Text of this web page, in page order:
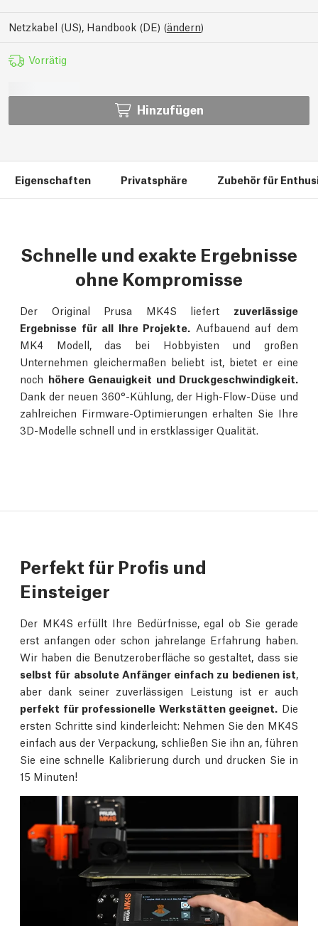
Netzkabel (US), Handbook (DE) (ändern)
Vorrätig
Hinzufügen
Eigenschaften Privatsphäre Zubehör für
Schnelle und exakte Ergebnisse
ohne Kompromisse
Der Original Prusa MK4S liefert zuverlässige
Ergebnisse für all Ihre Projekte. Aufbauend auf dem
MK4 Modell, das bei Hobbyisten und großen
Unternehmen gleichermaßen beliebt ist, bietet er eine
noch höhere Genauigkeit und Druckgeschwindigkeit.
Dank der neuen 360°-Kühlung, der High-Flow-Düse und
zahlreichen Firmware-Optimierungen erhalten Sie Ihre
3D-Modelle schnell und in erstklassiger Qualität.
Perfekt für Profis und
Einsteiger
Der MK4S erfüllt Ihre Bedürfnisse, egal ob Sie gerade
erst anfangen oder schon jahrelange Erfahrung haben.
Wir haben die Benutzeroberfläche so gestaltet, dass sie
selbst für absolute Anfänger einfach zu bedienen ist,
aber dank seiner zuverlässigen Leistung ist er auch
perfekt für professionelle Werkstätten geeignet. Die
ersten Schritte sind kinderleicht: Nehmen Sie den MK4S
einfach aus der Verpackung, schließen Sie ihn an, führen
Sie eine schnelle Kalibrierung durch und drucken Sie in
15 Minuten!